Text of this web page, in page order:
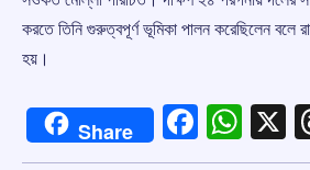
করতে তিনি গুরুত্বপূর্ণ ভূমিকা পালন করেছিলেন বলে
হয়।
Share X